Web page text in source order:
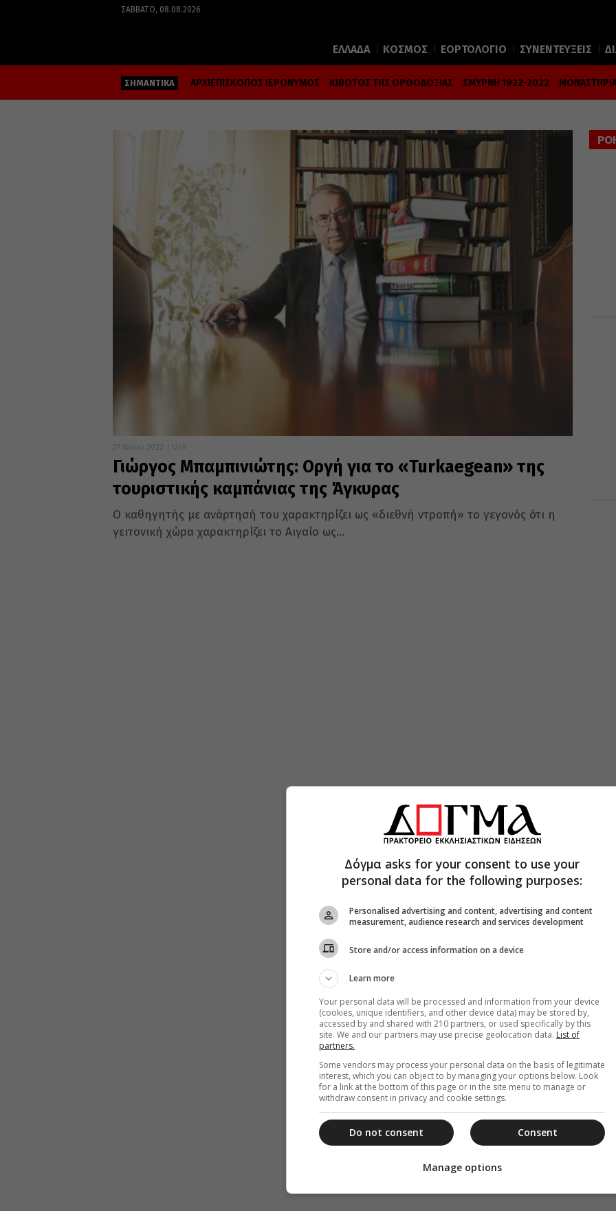
ΣΆΒΒΑΤΟ, 08.08.2026
ΕΛΛΑΔΑ ΚΟΣΜΟΣ ΕΟΡΤΟΛΟΓΙΟ ΣΥΝΕΝΤΕΥΞΕΙΣ
ΣΗΜΑΝΤΙΚΑ ΑΡΧΙΕΠΙΣΚΟΠΟΣ ΙΕΡΩΝΥΜΟΣ ΚΙΒΩΤΟΣ ΤΗΣ ΟΡΘΟΔΟΞΙΑΣ ΣΜΥΡΝΗ 1922-2022
27 Μαΐου 2022 12:49
Γιώργος Μπαμπινιώτης: Οργή για το «Turkaegean» της
τουριστικής καμπάνιας της Άγκυρας
Ο καθηγητής με ανάρτησή του χαρακτηρίζει ως «διεθνή ντροπή» το γεγονός ότι η
γειτονική χώρα χαρακτηρίζει το Αιγαίο ως...
Δόγμα asks for your consent to use your
personal data for the following purposes:
Personalised advertising and content, advertising and content
measurement, audience research and services development
Store and/or access information on a device
Learn more
Your personal data will be processed and information from your device
(cookies, unique identifiers, and other device data) may be stored by,
accessed by and shared with 210 partners, or used specifically by this
site. We and our partners may use precise geolocation data. List of
partners.
Some vendors may process your personal data on the basis of legitimate
interest, which you can object to by managing your options below. Look
for a link at the bottom of this page or in the site menu to manage or
withdraw consent in privacy and cookie settings.
Consent
Do not consent
Manage options